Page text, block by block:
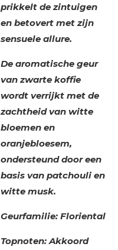
prikkelt de zintuigen
en betovert met zijn
sensuele allure.
De aromatische geur
van zwarte koffie
wordt verrijkt met de
zachtheid van witte
bloemen en
oranjebloesem,
ondersteund door een
basis van patchouli en
witte musk.
Geurfamilie: Floriental
Topnoten: Akkoord